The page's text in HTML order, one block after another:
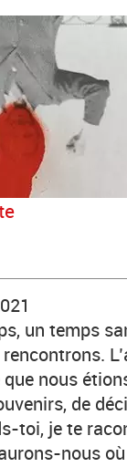
un temps
nous
de
toi, je te
nous